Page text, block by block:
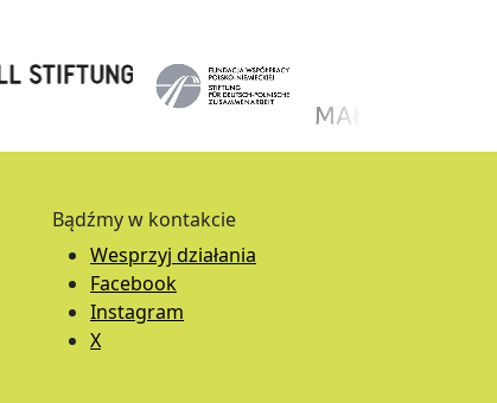
Bądźmy w kontakcie
Wesprzyj działania
Facebook
Instagram
X